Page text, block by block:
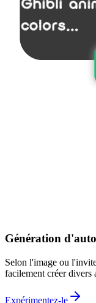
Génération
Selon l'image ou
facilement créer divers
Expérimentez-le